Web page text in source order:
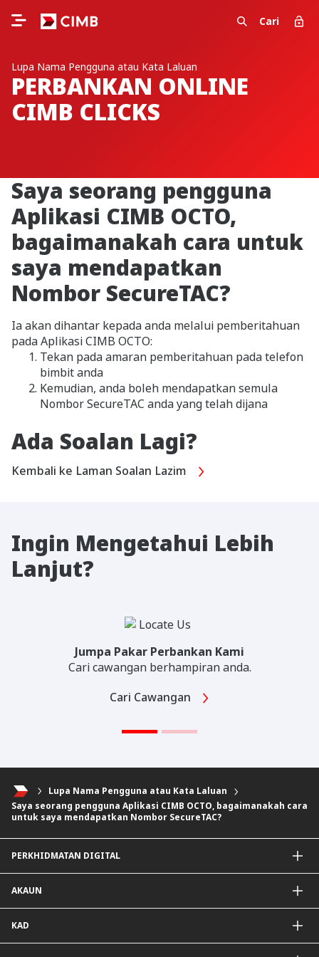
Cari
Lupa Nama Pengguna atau Kata Laluan
PERBANKAN ONLINE
CIMB CLICKS
Saya seorang pengguna
Aplikasi CIMB OCTO,
bagaimanakah cara untuk
saya mendapatkan
Nombor SecureTAC?
Ia akan dihantar kepada anda melalui pemberitahuan
pada Aplikasi CIMB OCTO:
Tekan pada amaran pemberitahuan pada telefon
bimbit anda
Kemudian, anda boleh mendapatkan semula
Nombor SecureTAC anda yang telah dijana
Ada Soalan Lagi?
Kembali ke Laman Soalan Lazim
Ingin Mengetahui Lebih
Lanjut?
Jumpa Pakar Perbankan Kami
Cari cawangan berhampiran anda.
Cari Cawangan
Lupa Nama Pengguna atau Kata Laluan
Saya seorang pengguna Aplikasi CIMB OCTO, bagaimanakah cara
untuk saya mendapatkan Nombor SecureTAC?
PERKHIDMATAN DIGITAL
CIMB Clicks
DuitNow QR
Diperibadikan Untuk Anda
Penjejak Karbon
AKAUN
Akaun Semasa
Simpanan Tetap
KAD